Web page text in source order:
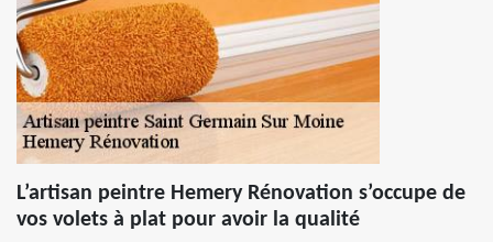
L’artisan peintre Hemery Rénovation s’occupe de
vos volets à plat pour avoir la qualité